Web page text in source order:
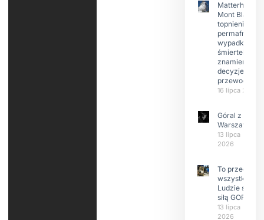
Matterhorn i
Mont Blanc:
topnienie
permafrost,
wypadki
śmiertelne,
znamienne
decyzje
16 lipca 2026
Góral z
Warszawy.
13 lipca
2026
To przede
wszystkim
Ludzie są
siłą GOPR
13 lipca
2026